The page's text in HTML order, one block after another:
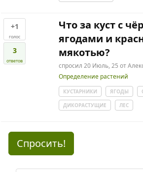
+1
голос
3
ответов
Что за куст с
ягодами и
мякотью?
спросил 20 Июль, 25 от
Определение растений
КУСТАРНИКИ ЯГОДЫ
ДИКОРАСТУЩИЕ
ЛЕС
Спросить!